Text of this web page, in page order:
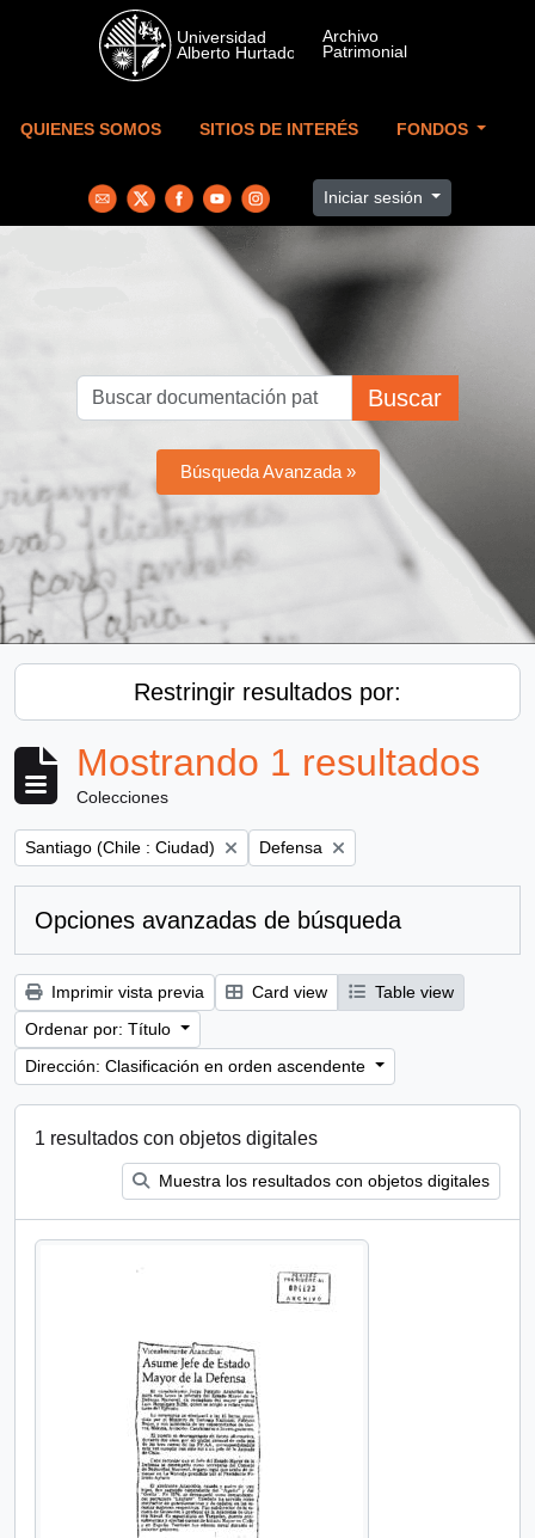
Skip to main content
QUIENES SOMOS SITIOS DE INTERÉS FONDOS
Iniciar sesión
Buscar
Búsqueda Avanzada »
Restringir resultados por:
Mostrando 1 resultados
Colecciones
Remove filter:
Santiago (Chile : Ciudad) Remove filter:
Defensa
Opciones avanzadas de búsqueda
Imprimir vista previa Card view
Table view
Ordenar por: Título
Dirección: Clasificación en orden ascendente
1 resultados con objetos digitales
Muestra los resultados con objetos digitales